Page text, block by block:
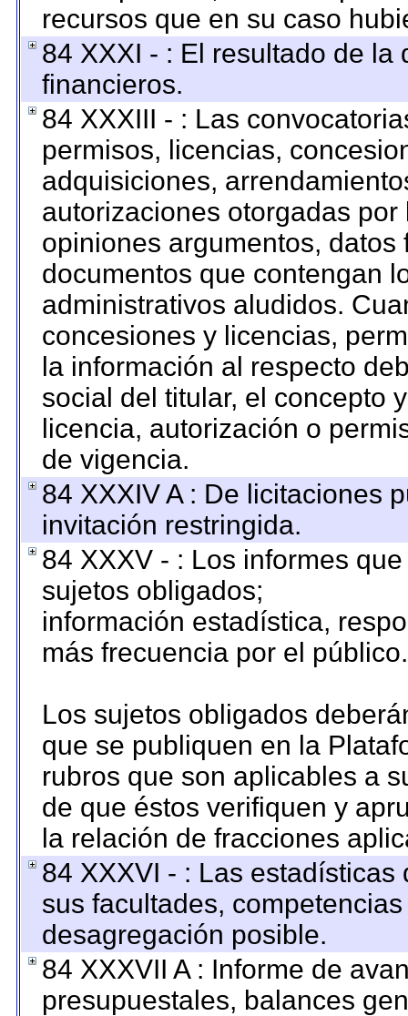
recursos que en su caso
84 XXXI - : El resultado de
financieros.
84 XXXIII - : Las
permisos, licencias,
adquisiciones,
autorizaciones otorgadas
opiniones argumentos,
documentos que contengan
administrativos aludidos.
concesiones y licencias,
la información al respecto
social del titular, el concepto
licencia, autorización o
de vigencia.
84 XXXIV A : De licitaciones
invitación restringida.
84 XXXV - : Los informes
sujetos obligados;
información estadística,
más frecuencia por el público.
Los sujetos obligados
que se publiquen en la
rubros que son aplicables a
de que éstos verifiquen y
la relación de fracciones
84 XXXVI - : Las
sus facultades,
desagregación posible.
84 XXXVII A : Informe de
presupuestales, balances